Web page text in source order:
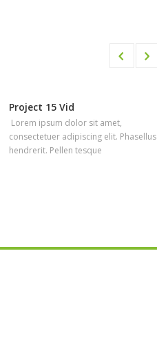
Project 15 Vid
Lorem ipsum dolor sit amet,
consectetuer adipiscing elit. Phasellus
hendrerit. Pellen tesque